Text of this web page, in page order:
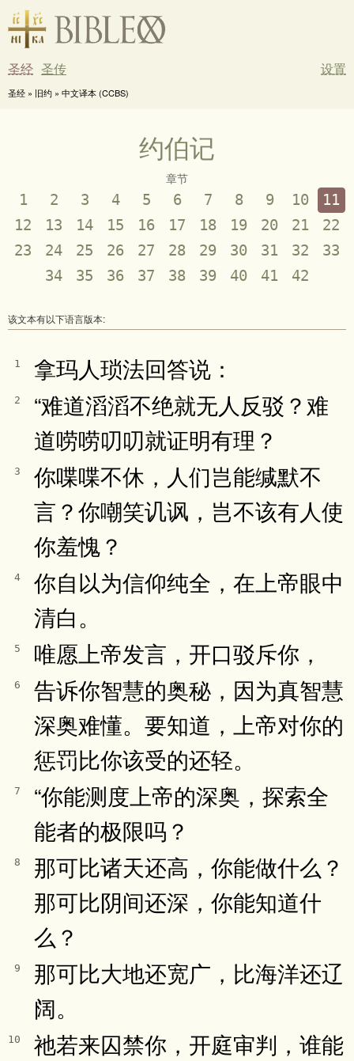
圣经 圣传 设置
圣经 » 旧约 » 中文译本 (CCBS)
约伯记
章节
1 2 3 4 5 6 7 8 9 10
11
12
13 14 15 16 17 18 19 20 21
22
23
24 25 26 27 28 29 30 31 32
33
34
35 36 37 38 39 40 41 42
该文本有以下语言版本:
1 拿玛人琐法回答说：
2
“难道滔滔不绝就无人反驳？难
道唠唠叨叨就证明有理？
3
你喋喋不休，人们岂能缄默不
言？你嘲笑讥讽，岂不该有人使
你羞愧？
4
你自以为信仰纯全，在上帝眼中
清白。
5 唯愿上帝发言，开口驳斥你，
6
告诉你智慧的奥秘，因为真智慧
深奥难懂。要知道，上帝对你的
惩罚比你该受的还轻。
7
“你能测度上帝的深奥，探索全
能者的极限吗？
8
那可比诸天还高，你能做什么？
那可比阴间还深，你能知道什
么？
9
那可比大地还宽广，比海洋还辽
阔。
10
祂若来囚禁你，开庭审判，谁能